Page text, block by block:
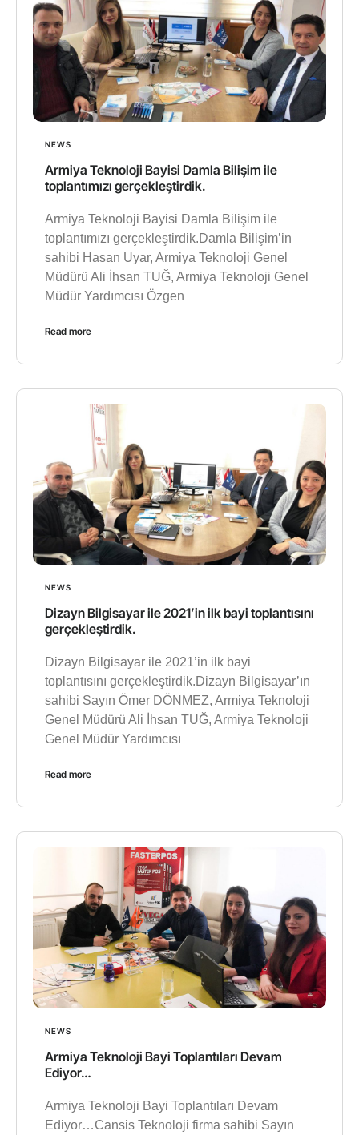
NEWS
Armiya Teknoloji Bayisi Damla Bilişim ile
toplantımızı gerçekleştirdik.
Armiya Teknoloji Bayisi Damla Bilişim ile
toplantımızı gerçekleştirdik.Damla Bilişim’in
sahibi Hasan Uyar, Armiya Teknoloji Genel
Müdürü Ali İhsan TUĞ, Armiya Teknoloji Genel
Müdür Yardımcısı Özgen
Read more
NEWS
Dizayn Bilgisayar ile 2021’in ilk bayi toplantısını
gerçekleştirdik.
Dizayn Bilgisayar ile 2021’in ilk bayi
toplantısını gerçekleştirdik.Dizayn Bilgisayar’ın
sahibi Sayın Ömer DÖNMEZ, Armiya Teknoloji
Genel Müdürü Ali İhsan TUĞ, Armiya Teknoloji
Genel Müdür Yardımcısı
Read more
NEWS
Armiya Teknoloji Bayi Toplantıları Devam
Ediyor…
Armiya Teknoloji Bayi Toplantıları Devam
Ediyor…Cansis Teknoloji firma sahibi Sayın